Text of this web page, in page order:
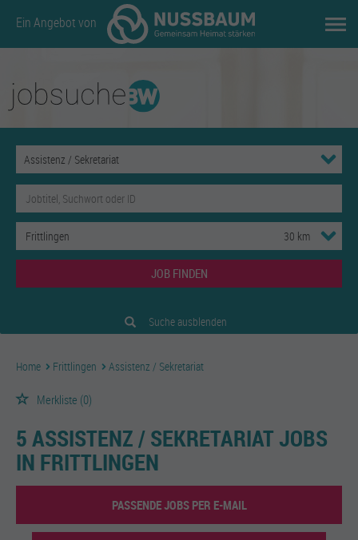
Ein Angebot von
JOB FINDEN
Suche ausblenden
Home Frittlingen Assistenz / Sekretariat
Merkliste (0)
5 ASSISTENZ / SEKRETARIAT JOBS
IN FRITTLINGEN
PASSENDE JOBS PER E-MAIL